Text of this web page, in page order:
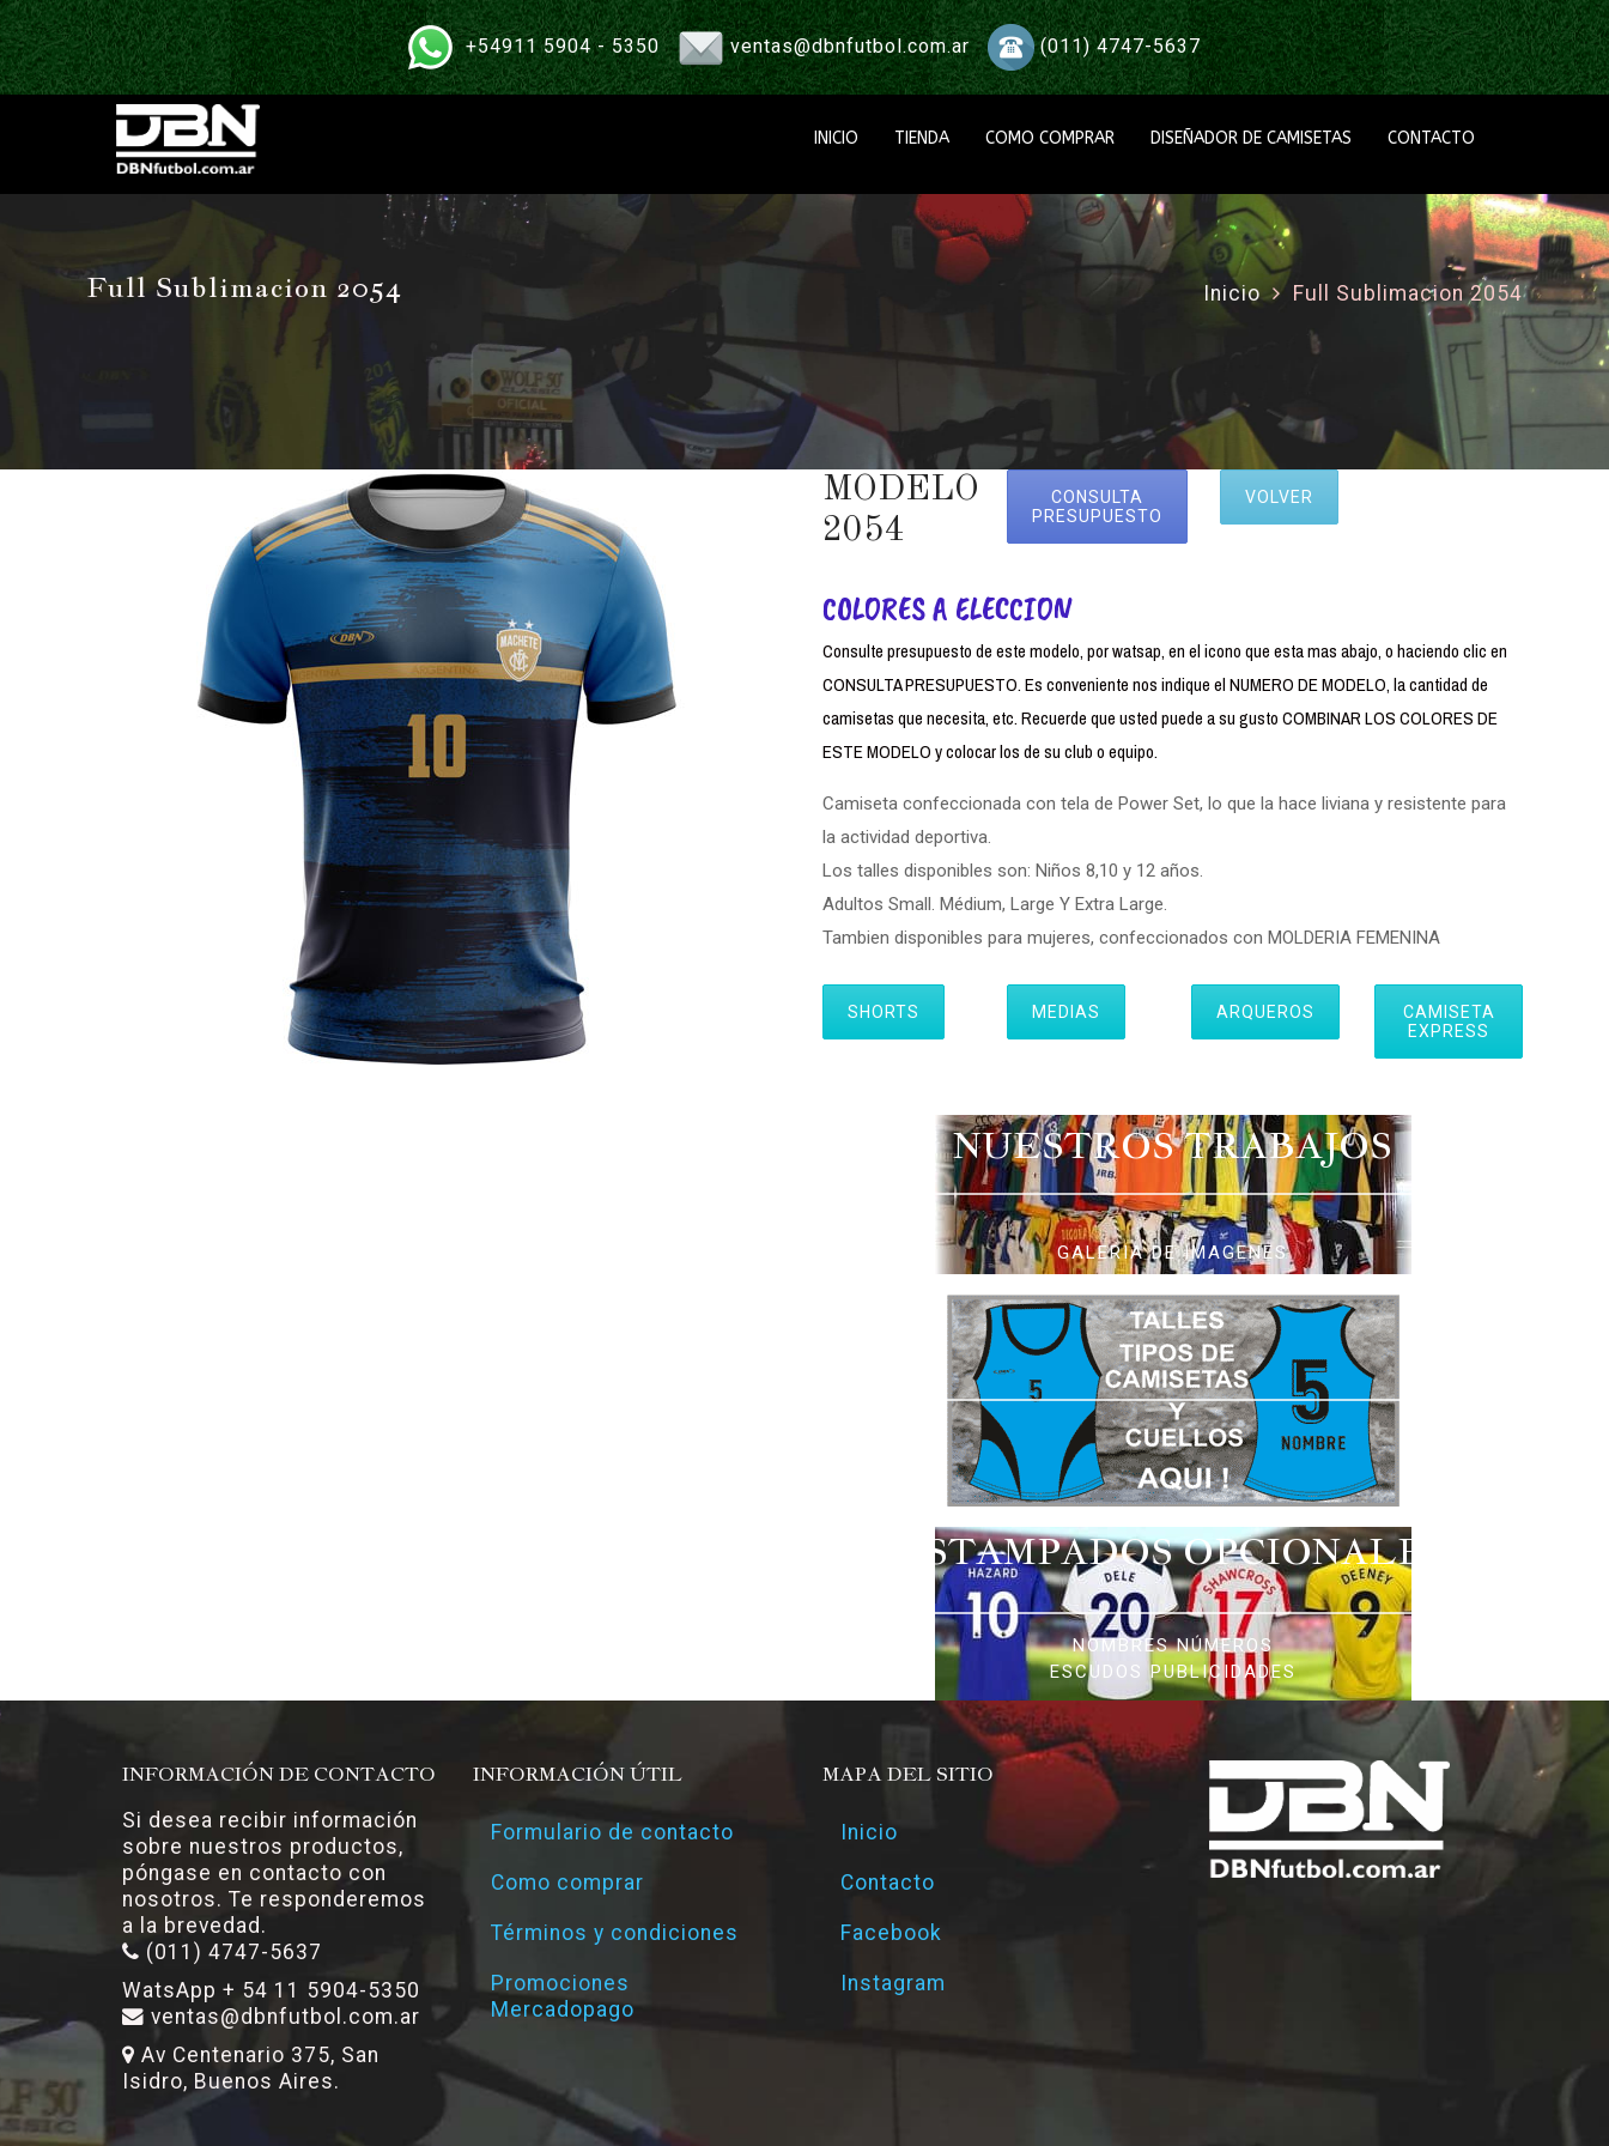
+54911 5904 - 5350 ventas@dbnfutbol.com.ar (011) 4747-5637
INICIO TIENDA COMO COMPRAR DISEÑADOR DE CAMISETAS CONTACTO
Full Sublimacion 2054 Inicio Full Sublimacion 2054
MODELO
2054
CONSULTA
PRESUPUESTO
VOLVER
COLORES A ELECCION
Consulte presupuesto de este modelo, por watsap, en el icono que esta mas abajo, o haciendo clic en
CONSULTA PRESUPUESTO. Es conveniente nos indique el NUMERO DE MODELO, la cantidad de
camisetas que necesita, etc. Recuerde que usted puede a su gusto COMBINAR LOS COLORES DE
ESTE MODELO y colocar los de su club o equipo.
Camiseta confeccionada con tela de Power Set, lo que la hace liviana y resistente para
la actividad deportiva.
Los talles disponibles son: Niños 8,10 y 12 años.
Adultos Small. Médium, Large Y Extra Large.
Tambien disponibles para mujeres, confeccionados con MOLDERIA FEMENINA
SHORTS MEDIAS ARQUEROS
CAMISETA
EXPRESS
NUESTROS TRABAJOS
GALERIA DE IMAGENES
ESTAMPADOS OPCIONALES
NOMBRES NÚMEROS
ESCUDOS PUBLICIDADES
INFORMACIÓN DE CONTACTO
Si desea recibir información
sobre nuestros productos,
póngase en contacto con
nosotros. Te responderemos
a la brevedad.
(011) 4747-5637
WatsApp + 54 11 5904-5350
ventas@dbnfutbol.com.ar
Av Centenario 375, San
Isidro, Buenos Aires.
INFORMACIÓN ÚTIL
Formulario de contacto
Como comprar
Términos y condiciones
Promociones
Mercadopago
MAPA DEL SITIO
Inicio
Contacto
Facebook
Instagram